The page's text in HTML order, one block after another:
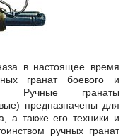
в настоящее время
гранат боевого и
Ручные гранаты
предназначены для
а также его техники и
ручных гранат